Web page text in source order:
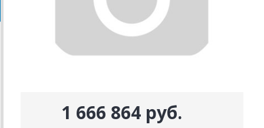
1 666 864 руб.